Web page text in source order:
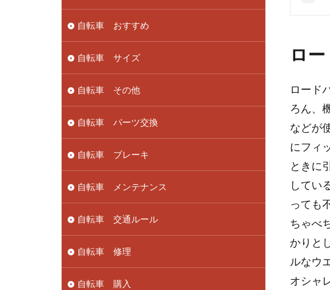
ロ
ロード
ろん、
などが
にフィ
ときに
してい
っても
ちゃべ
かりと
ルなウ
オシャ
自転車 おすすめ
自転車 サイズ
自転車 その他
自転車 パーツ交換
自転車 ブレーキ
自転車 メンテナンス
自転車 交通ルール
自転車 修理
自転車 購入